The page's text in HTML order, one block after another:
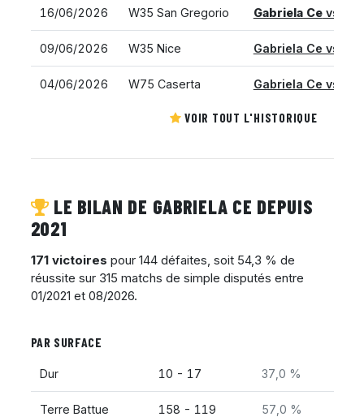
16/06/2026 W35 San Gregorio Gabriela Cevs.
09/06/2026 W35 Nice Gabriela Ce vs.
04/06/2026 W75 Caserta Gabriela Ce vs.
VOIR TOUT L'HISTORIQUE
LE BILAN DE GABRIELA CE DEPUIS
2021
171 victoires pour 144 défaites, soit 54,3 % de
réussite sur 315 matchs de simple disputés entre
01/2021 et 08/2026.
PAR SURFACE
Dur 10 - 17 37,0 %
Terre Battue 158 - 119 57,0 %